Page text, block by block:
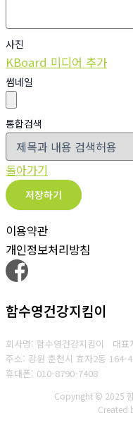
사진
KBoard 미디어 추가
썸네일
통합검색
돌아가기
저장하기
이용약관
개인정보처리방침
함수영건강지킴이
회사명: 함수영건강지킴이 대표
주소: 강원 춘천시 효자2동 164-
휴대폰: 010-8790-7408
Copyright © 2025 함
Created